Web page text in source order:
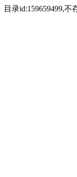
目录id:159659499,不